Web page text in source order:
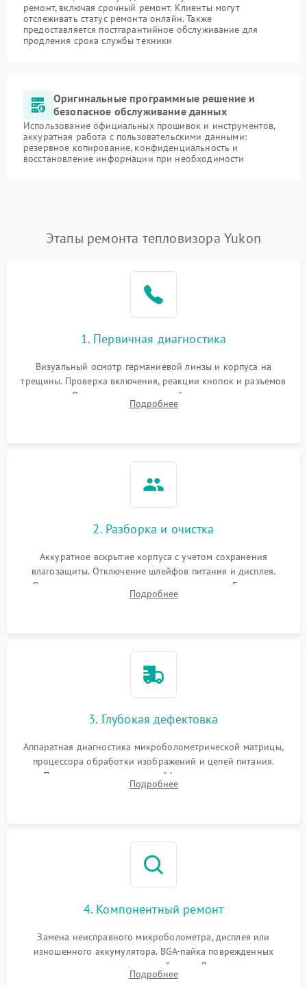
ремонт, включая срочный ремонт. Клиенты могут
отслеживать статус ремонта онлайн. Также
предоставляется постгарантийное обслуживание для
продления срока службы техники
Оригинальные программные решение и
безопасное обслуживание данных
Использование официальных прошивок и инструментов,
аккуратная работа с пользовательскими данными:
резервное копирование, конфиденциальность и
восстановление информации при необходимости
Этапы ремонта тепловизора Yukon
1. Первичная диагностика
Визуальный осмотр германиевой линзы и корпуса на
трещины. Проверка включения, реакции кнопок и разъемов
зарядки. Оценка вывода тепловой сигнатуры на экран,
проверка базовых функций и считывание системных
Подробнее
2. Разборка и очистка
Аккуратное вскрытие корпуса с учетом сохранения
влагозащиты. Отключение шлейфов питания и дисплея.
Очистка внутренних плат от окислов и пыли. Бережная
обработка германиевого объектива специализированными
Подробнее
3. Глубокая дефектовка
Аппаратная диагностика микроболометрической матрицы,
процессора обработки изображений и цепей питания.
Проверка целостности шлейфов, модуля памяти и
интерфейсов связи. Выявление сгоревших SMD-компонентов
Подробнее
4. Компонентный ремонт
Замена неисправного микроболометра, дисплея или
изношенного аккумулятора. BGA-пайка поврежденных
контроллеров на материнской плате. Восстановление
разъемов и кнопок, замена поврежденных элементов
Подробнее